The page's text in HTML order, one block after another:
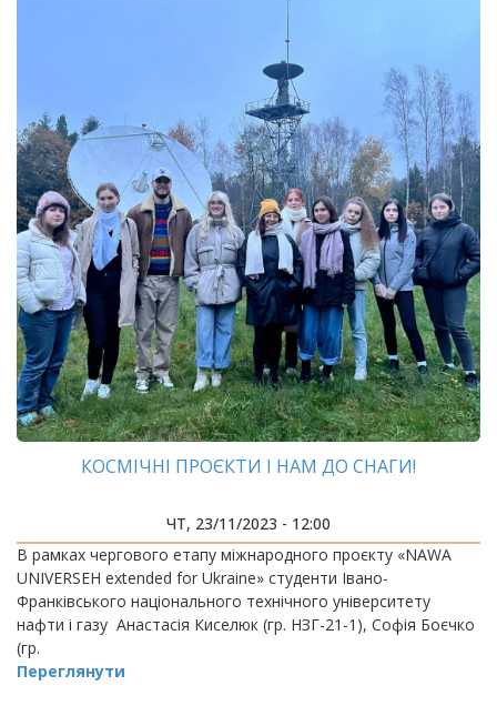
КОСМІЧНІ ПРОЄКТИ І НАМ ДО СНАГИ!
ЧТ, 23/11/2023 - 12:00
В рамках чергового етапу міжнародного проєкту «NAWA
UNIVERSEH extended for Ukraine» студенти Івано-
Франківського національного технічного університету
нафти і газу Анастасія Киселюк (гр. НЗГ-21-1), Софія Боєчко
(гр.
Переглянути